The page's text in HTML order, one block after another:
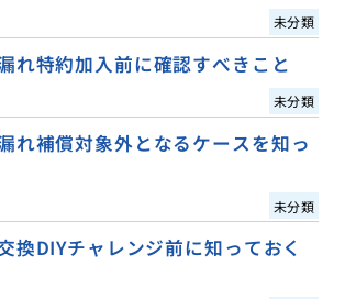
未分類
れ特約加入前に確認すべきこと
未分類
れ補償対象外となるケースを知っ
未分類
換DIYチャレンジ前に知っておく